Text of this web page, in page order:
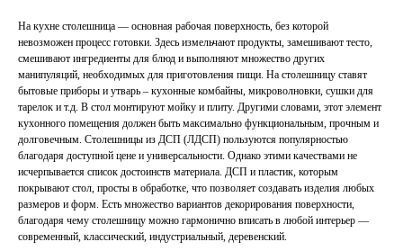
На кухне столешница — основная рабочая поверхность, без которой
невозможен процесс готовки. Здесь измельчают продукты, замешивают тесто,
смешивают ингредиенты для блюд и выполняют множество других
манипуляций, необходимых для приготовления пищи. На столешницу ставят
бытовые приборы и утварь – кухонные комбайны, микроволновки, сушки для
тарелок и т.д. В стол монтируют мойку и плиту. Другими словами, этот элемент
кухонного помещения должен быть максимально функциональным, прочным и
долговечным. Столешницы из ДСП (ЛДСП) пользуются популярностью
благодаря доступной цене и универсальности. Однако этими качествами не
исчерпывается список достоинств материала. ДСП и пластик, которым
покрывают стол, просты в обработке, что позволяет создавать изделия любых
размеров и форм. Есть множество вариантов декорирования поверхности,
благодаря чему столешницу можно гармонично вписать в любой интерьер —
современный, классический, индустриальный, деревенский.